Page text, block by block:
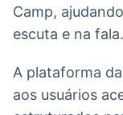
Camp,
escuta e na fala.
A plataforma
aos usuários